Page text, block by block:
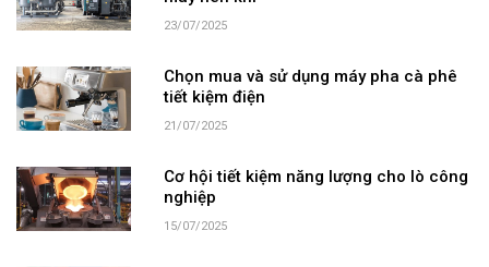
23/07/2025
Chọn mua và sử dụng máy pha cà phê
tiết kiệm điện
21/07/2025
Cơ hội tiết kiệm năng lượng cho lò công
nghiệp
15/07/2025